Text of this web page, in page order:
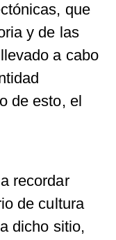
que
y de las
a cabo
de esto, el
recordar
de cultura
dicho sitio,